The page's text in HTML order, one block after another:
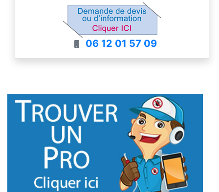
06 12 01 57 09